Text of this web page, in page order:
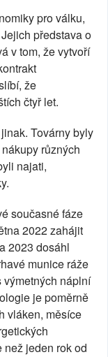
pro válku,
představa o
v tom, že vytvoří
že
čtyř let.
Továrny byly
různých
najati,
současné fáze
2022 zahájit
2023 dosáhl
munice ráže
výmetných náplní
je poměrně
vláken, měsíce
než jeden rok od